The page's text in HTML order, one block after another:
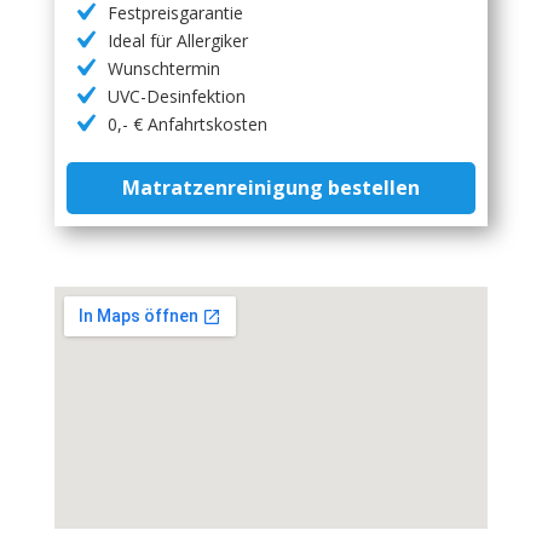
Festpreisgarantie
Ideal für Allergiker
Wunschtermin
UVC-Desinfektion
0,- € Anfahrtskosten
Matratzenreinigung bestellen